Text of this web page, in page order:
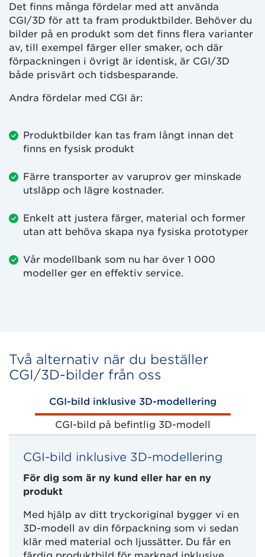
Det finns många fördelar med att använda
CGI/3D för att ta fram produktbilder. Behöver du
bilder på en produkt som det finns flera varianter
av, till exempel färger eller smaker, och där
förpackningen i övrigt är identisk, är CGI/3D
både prisvärt och tidsbesparande.
Andra fördelar med CGI är:
Produktbilder kan tas fram långt innan det
finns en fysisk produkt
Färre transporter av varuprov ger minskade
utsläpp och lägre kostnader.
Enkelt att justera färger, material och former
utan att behöva skapa nya fysiska prototyper
Vår modellbank som nu har över 1 000
modeller ger en effektiv service.
Två alternativ när du beställer
CGI/3D-bilder från oss
CGI-bild inklusive 3D-modellering
CGI-bild på befintlig 3D-modell
CGI-bild inklusive 3D-modellering
För dig som är ny kund eller har en ny
produkt
Med hjälp av ditt tryckoriginal bygger vi en
3D-modell av din förpackning som vi sedan
klär med material och ljussätter. Du får en